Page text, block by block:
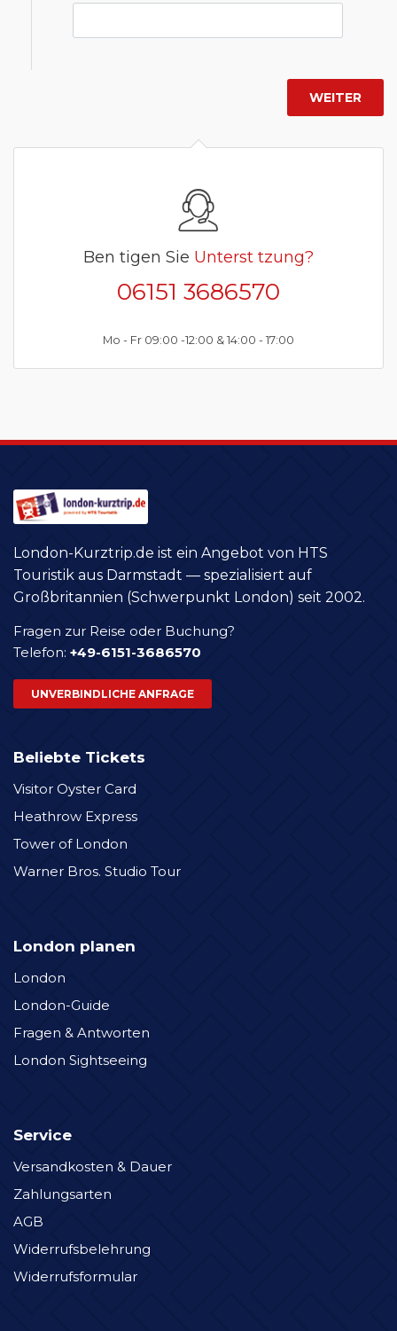
Ben tigen Sie Unterst tzung?
06151 3686570
Mo - Fr 09:00 -12:00 & 14:00 - 17:00
London-Kurztrip.de ist ein Angebot von HTS
Touristik aus Darmstadt — spezialisiert auf
Großbritannien (Schwerpunkt London) seit 2002.
Fragen zur Reise oder Buchung?
Telefon: +49-6151-3686570
UNVERBINDLICHE ANFRAGE
Beliebte Tickets
Visitor Oyster Card
Heathrow Express
Tower of London
Warner Bros. Studio Tour
London planen
London
London-Guide
Fragen & Antworten
London Sightseeing
Service
Versandkosten & Dauer
Zahlungsarten
AGB
Widerrufsbelehrung
Widerrufsformular